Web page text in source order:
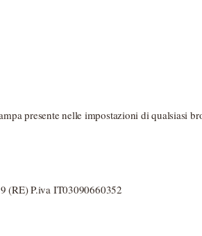
presente nelle impostazioni di qualsiasi
(RE) P.iva IT03090660352